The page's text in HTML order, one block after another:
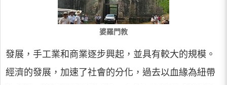
婆羅門教
發展，手工業和商業逐步興起，並具有較大的規模。
經濟的發展，加速了社會的分化，過去以血緣為紐帶